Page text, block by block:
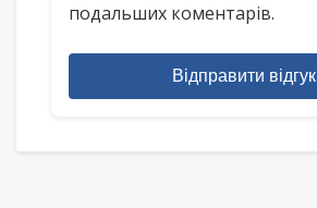
подальших коментарів.
Відправити відгук